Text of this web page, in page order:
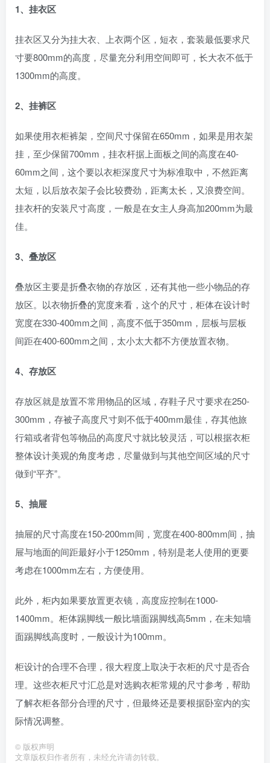
1、挂衣区
挂衣区又分为挂大衣、上衣两个区，短衣，套装最低要求尺
寸要800mm的高度，尽量充分利用空间即可，长大衣不低于
1300mm的高度。
2、挂裤区
如果使用衣柜裤架，空间尺寸保留在650mm，如果是用衣架
挂，至少保留700mm，挂衣杆据上面板之间的高度在40-
60mm之间，这个要以衣柜深度尺寸为标准取中，不然距离
太短，以后放衣架子会比较费劲，距离太长，又浪费空间。
挂衣杆的安装尺寸高度，一般是在女主人身高加200mm为最
佳。
3、叠放区
叠放区主要是折叠衣物的存放区，还有其他一些小物品的存
放区。以衣物折叠的宽度来看，这个的尺寸，柜体在设计时
宽度在330-400mm之间，高度不低于350mm，层板与层板
间距在400-600mm之间，太小太大都不方便放置衣物。
4、存放区
存放区就是放置不常用物品的区域，存鞋子尺寸要求在250-
300mm，存被子高度尺寸则不低于400mm最佳，存其他旅
行箱或者背包等物品的高度尺寸就比较灵活，可以根据衣柜
整体设计美观的角度考虑，尽量做到与其他空间区域的尺寸
做到“平齐”。
5、抽屉
抽屉的尺寸高度在150-200mm间，宽度在400-800mm间，抽
屉与地面的间距最好小于1250mm，特别是老人使用的更要
考虑在1000mm左右，方便使用。
此外，柜内如果要放置更衣镜，高度应控制在1000-
1400mm。柜体踢脚线一般比墙面踢脚线高5mm，在未知墙
面踢脚线高度时，一般设计为100mm。
柜设计的合理不合理，很大程度上取决于衣柜的尺寸是否合
理。这些衣柜尺寸汇总是对选购衣柜常规的尺寸参考，帮助
了解衣柜各部分合理的尺寸，但最终还是要根据卧室内的实
际情况调整。
© 版权声明
文章版权归作者所有，未经允许请勿转载。